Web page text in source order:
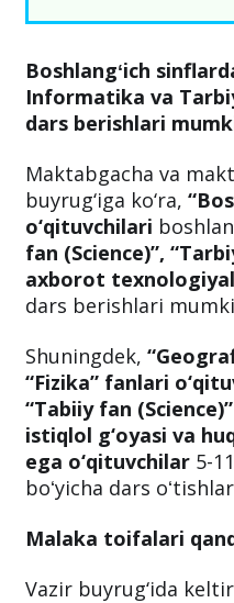
Boshlangʻich
Informatika va
dars berishlari
Maktabgacha va
buyrug‘iga ko‘ra,
o‘qituvchilari
fan (Science)”,
axborot
dars berishlari
Shuningdek,
“Fizika” fanlari
“Tabiiy fan (Science)”
istiqlol g‘oyasi va
ega o‘qituvchilar 5-
boʻyicha dars
Malaka toifalari
Vazir buyrug‘ida